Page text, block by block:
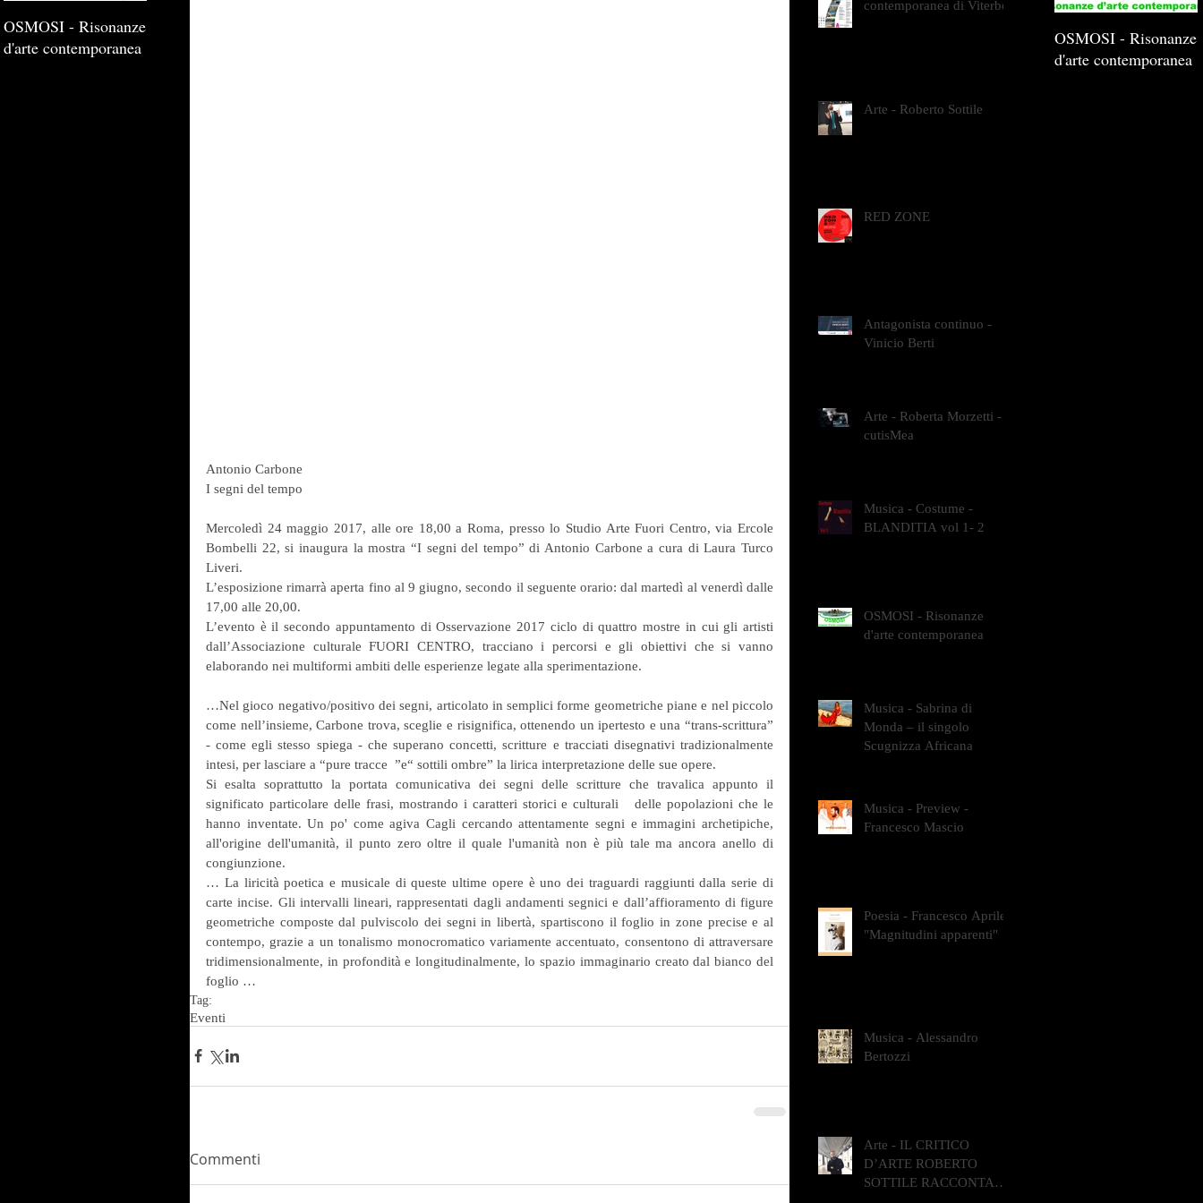
Antonio Carbone
I segni del tempo
Mercoledì 24 maggio 2017, alle ore 18,00 a Roma, presso lo Studio Arte Fuori Centro, via Ercole
Bombelli 22, si inaugura la mostra “I segni del tempo” di Antonio Carbone a cura di Laura Turco
Liveri.
L’esposizione rimarrà aperta fino al 9 giugno, secondo il seguente orario: dal martedì al venerdì dalle
17,00 alle 20,00.
L’evento è il secondo appuntamento di Osservazione 2017 ciclo di quattro mostre in cui gli artisti
dall’Associazione culturale FUORI CENTRO, tracciano i percorsi e gli obiettivi che si vanno
elaborando nei multiformi ambiti delle esperienze legate alla sperimentazione.
…Nel gioco negativo/positivo dei segni, articolato in semplici forme geometriche piane e nel piccolo
come nell’insieme, Carbone trova, sceglie e risignifica, ottenendo un ipertesto e una “trans-scrittura”
- come egli stesso spiega - che superano concetti, scritture e tracciati disegnativi tradizionalmente
intesi, per lasciare a “pure tracce  ”e“ sottili ombre” la lirica interpretazione delle sue opere.
Si esalta soprattutto la portata comunicativa dei segni delle scritture che travalica appunto il
significato particolare delle frasi, mostrando i caratteri storici e culturali   delle popolazioni che le
hanno inventate. Un po' come agiva Cagli cercando attentamente segni e immagini archetipiche,
all'origine dell'umanità, il punto zero oltre il quale l'umanità non è più tale ma ancora anello di
congiunzione.
… La liricità poetica e musicale di queste ultime opere è uno dei traguardi raggiunti dalla serie di
carte incise. Gli intervalli lineari, rappresentati dagli andamenti segnici e dall’affioramento di figure
geometriche composte dal pulviscolo dei segni in libertà, spartiscono il foglio in zone precise e al
contempo, grazie a un tonalismo monocromatico variamente accentuato, consentono di attraversare
tridimensionalmente, in profondità e longitudinalmente, lo spazio immaginario creato dal bianco del
foglio …
Tag:
Eventi
Commenti
contemporanea di Viterbo
Arte - Roberto Sottile
RED ZONE
Antagonista continuo -
Vinicio Berti
Arte - Roberta Morzetti -
cutisMea
Musica - Costume -
BLANDITIA vol 1- 2
OSMOSI - Risonanze
d'arte contemporanea
Musica - Sabrina di
Monda – il singolo
Scugnizza Africana
Musica - Preview -
Francesco Mascio
Poesia - Francesco Aprile -
"Magnitudini apparenti"
Musica - Alessandro
Bertozzi
Arte - IL CRITICO
D’ARTE ROBERTO
SOTTILE RACCONTA
OSMOSI - Risonanze
d'arte contemporanea
OSMOSI - Risonanze
d'arte contemporanea